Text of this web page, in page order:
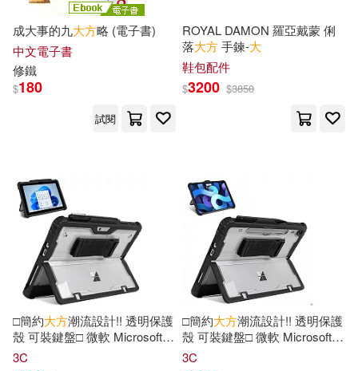
李依倩(3) 李依錫(3)
李利(3)
李津(3)
李遠華(3)
東方創意之星設計大賽組委會(3)
林文中(3)
柳書琴（主編）(3)
中國青年出版社(9)
出色文化(9)
天下雜誌(9) 常常生活文創(9)
廣西師範大學出版社(9)
東立(9) 沐燁文化(9)
成大事的九大方略 (電子書)
中文電子書
修鐵
$180
試閱
ROYAL DAMON 羅亞戴蒙 俐
落大方手鍊-大
鞋包配件
$3200 $3850
□簡約大方潮流設計!! 透明保護
殼 可裝鍵盤□ 微軟 Microsoft
Surface Pro 13吋 2025 平板電
3C
□簡約大方潮流設計!! 透明保護
殼 可裝鍵盤□ 微軟 Microsoft
Surface Pro 12吋 2025 平板電
3C